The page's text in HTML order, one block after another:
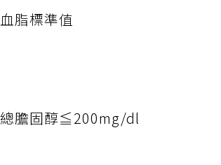
血脂標準值
總膽固醇≦200mg/dl